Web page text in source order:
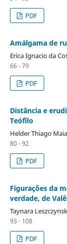
PDF
Amálgama de
Erica Ignacio da
66 - 79
PDF
Distância e
Teófilo
Helder Thiago
80 - 92
PDF
Figurações da
verdade, de
Taynara
93 - 108
PDF